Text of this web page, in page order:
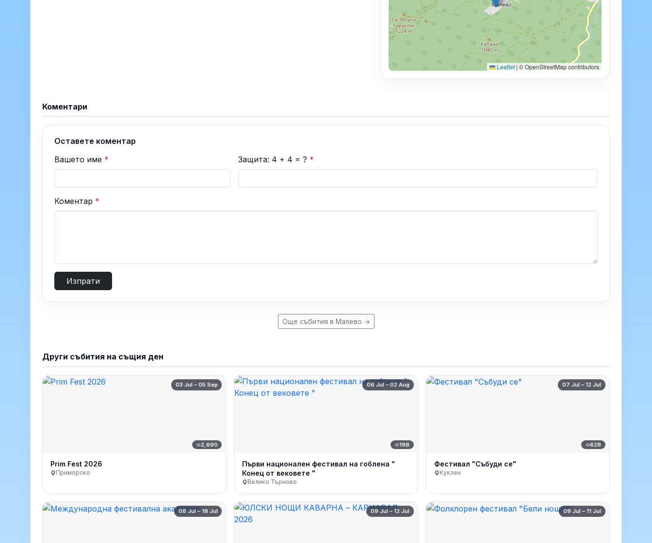
Leaflet | © OpenStreetMap contributors
Коментари
Оставете коментар
Вашето име * Защита: 4 + 4 = ? *
Коментар *
Изпрати
Още събития в Малево →
Други събития на същия ден
03 Jul – 05 Sep
2,690
Prim Fest 2026
Приморско
06 Jul – 02 Aug
198
Първи национален фестивал на гоблена "
Конец от вековете "
Велико Търново
07 Jul – 12 Jul
628
Фестивал "Събуди се"
Куклен
08 Jul – 18 Jul 09 Jul – 12 Jul 09 Jul – 11 Jul